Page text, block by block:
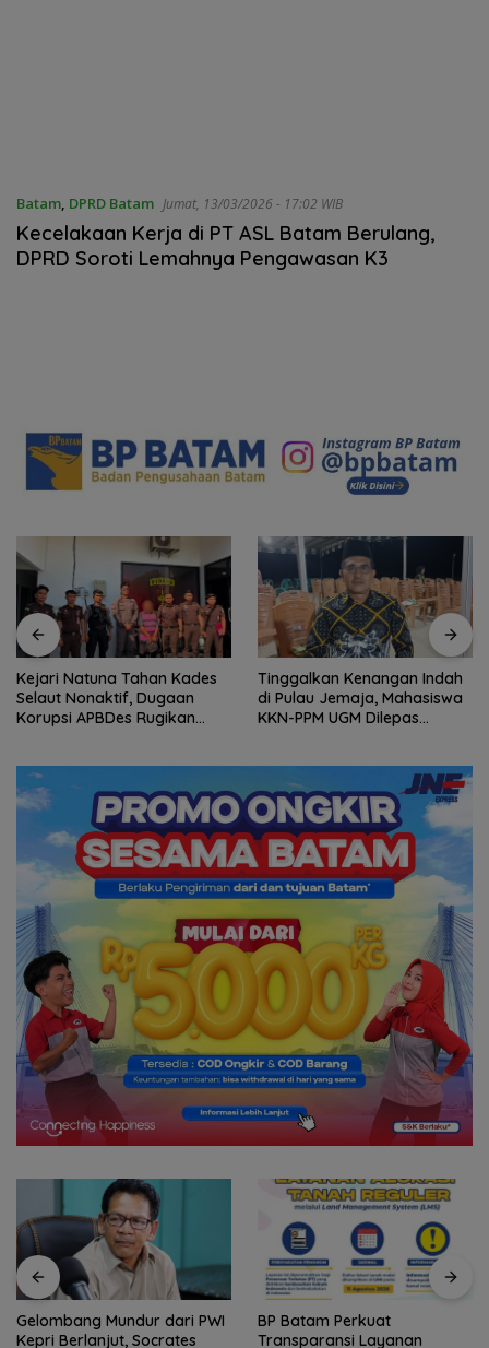
Batam, DPRD Batam Jumat, 13/03/2026 - 17:02 WIB
Kecelakaan Kerja di PT ASL Batam Berulang,
DPRD Soroti Lemahnya Pengawasan K3
Kejari Natuna Tahan Kades
Selaut Nonaktif, Dugaan
Korupsi APBDes Rugikan
Tinggalkan Kenangan Indah
di Pulau Jemaja, Mahasiswa
KKN-PPM UGM Dilepas
Gelombang Mundur dari PWI
Kepri Berlanjut, Socrates
BP Batam Perkuat
Transparansi Layanan